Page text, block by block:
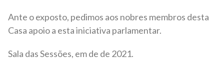
Ante o exposto, pedimos aos nobres membros desta
Casa apoio a esta iniciativa parlamentar.
Sala das Sessões, em de de 2021.